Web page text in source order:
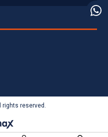
rights reserved.